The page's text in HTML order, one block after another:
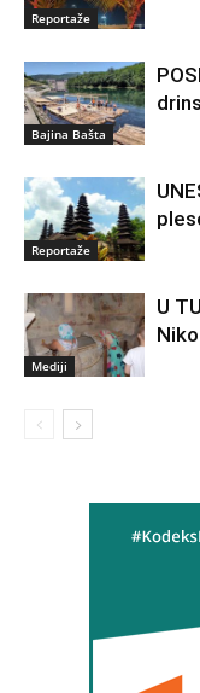
Reportaže
Bajina Bašta
Reportaže
Mediji
U